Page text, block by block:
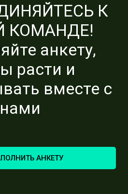
К
КОМАНДЕ!
анкету,
расти и
вместе с
нами
АНКЕТУ